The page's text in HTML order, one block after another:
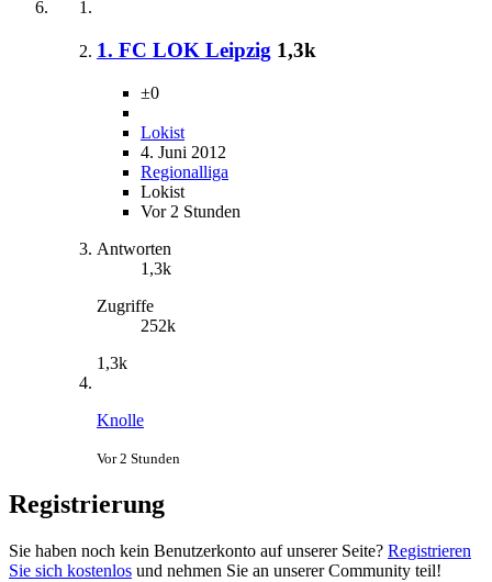
1. FC LOK Leipzig 1,3k
±0
Lokist
4. Juni 2012
Regionalliga
Lokist
Vor 2 Stunden
Antworten
1,3k
Zugriffe
252k
1,3k
Knolle
Vor 2 Stunden
Registrierung
Sie haben noch kein Benutzerkonto auf unserer Seite? Registrieren
Sie sich kostenlos und nehmen Sie an unserer Community teil!